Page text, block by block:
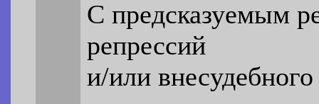
С предсказуемым
репрессий
и/или